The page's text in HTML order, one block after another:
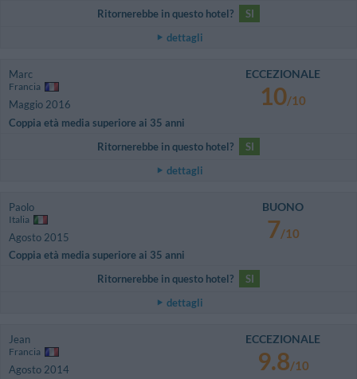
Ritornerebbe in questo hotel?
SI
dettagli
Marc
Francia
Maggio 2016
Coppia età media superiore ai 35 anni
ECCEZIONALE
10/10
Ritornerebbe in questo hotel?
SI
dettagli
Paolo
Italia
Agosto 2015
Coppia età media superiore ai 35 anni
BUONO
7/10
Ritornerebbe in questo hotel?
SI
dettagli
Jean
Francia
Agosto 2014
ECCEZIONALE
9.8/10